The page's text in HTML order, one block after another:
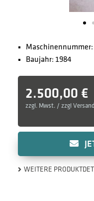
Maschinennummer:
Baujahr: 1984
2.500,00 €
zzgl. Mwst. / zzgl Versand
WEITERE